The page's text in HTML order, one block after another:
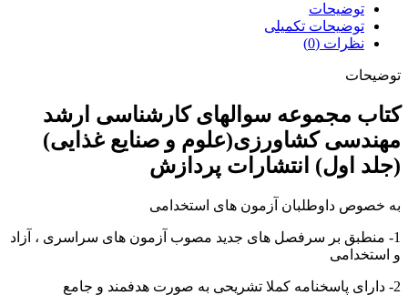
توضیحات
توضیحات تکمیلی
نظرات (0)
توضیحات
کتاب مجموعه سوالهای کارشناسی ارشد
مهندسی کشاورزی(علوم و صنایع غذایی)
(جلد اول) انتشارات پردازش
به خصوص داوطلبان آزمون های استخدامی
1- منطبق بر سرفصل های جدید مصوب آزمون های سراسری ، آزاد
و استخدامی
2- دارای پاسخنامه کملا تشریحی به صورت هدفمند و جامع